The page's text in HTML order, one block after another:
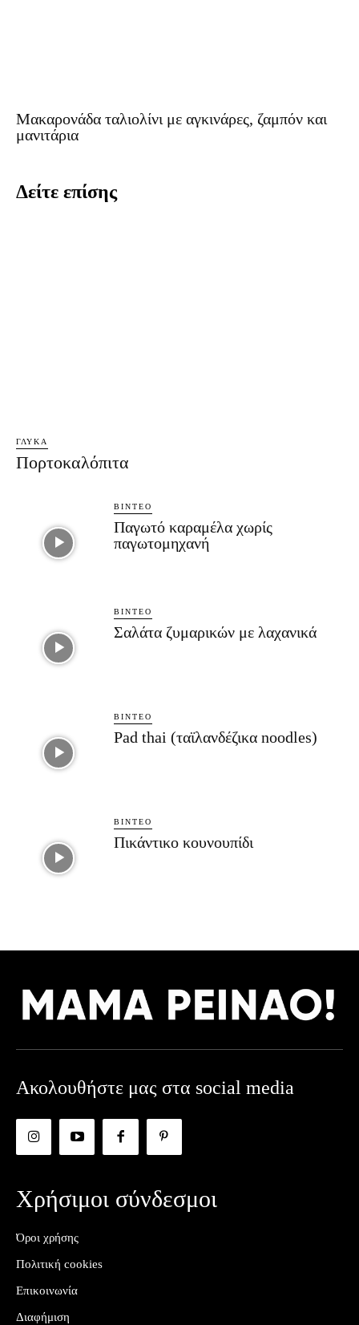
Μακαρονάδα ταλιολίνι με αγκινάρες, ζαμπόν και
μανιτάρια
Δείτε επίσης
ΓΛΥΚΆ
Πορτοκαλόπιτα
ΒΊΝΤΕΟ
Παγωτό καραμέλα χωρίς
παγωτομηχανή
ΒΊΝΤΕΟ
Σαλάτα ζυμαρικών με λαχανικά
ΒΊΝΤΕΟ
Pad thai (ταϊλανδέζικα noodles)
ΒΊΝΤΕΟ
Πικάντικο κουνουπίδι
Ακολουθήστε μας στα social media
Χρήσιμοι σύνδεσμοι
Όροι χρήσης
Πολιτική cookies
Επικοινωνία
Διαφήμιση